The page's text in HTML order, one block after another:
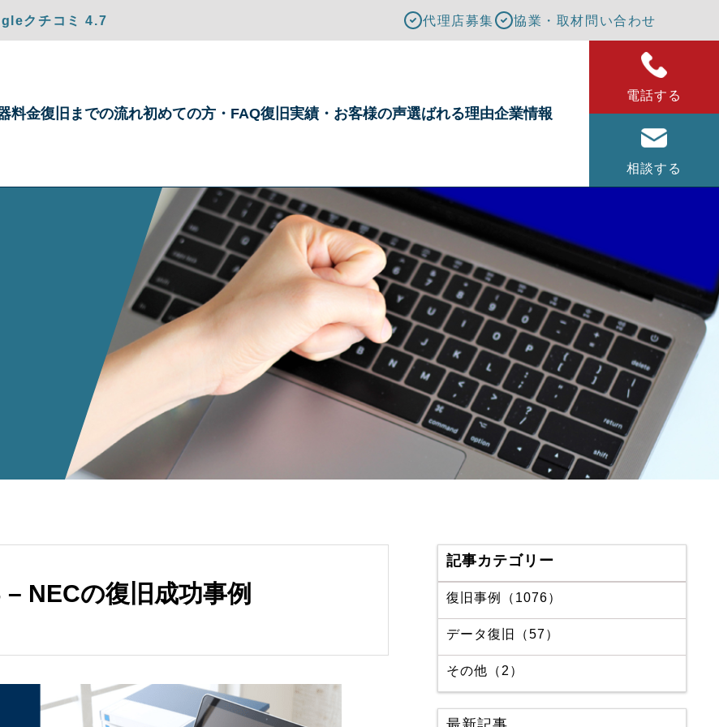
クチコミ 4.7 代理店募集 協業・取材問い合わせ
料金復旧までの流れ初めての方・ FAQ復旧実績・ お客様の声選ばれる理由企業情報
電話する
相談する
NECの復旧成功事例
記事カテゴリー
復旧事例（1076）
データ復旧（57）
その他（2）